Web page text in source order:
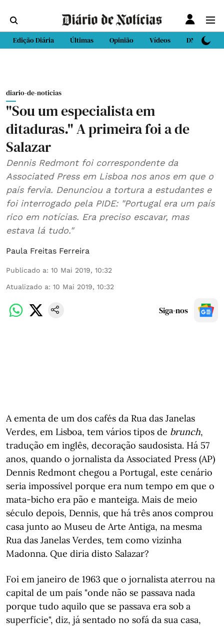
Edição Diária Últimas Opinião Vídeos DN Sport
diario-de-noticias
"Sou um especialista em
ditaduras." A primeira foi a de
Salazar
Dennis Redmont foi correspondente da
Associated Press em Lisboa nos anos em que o
país fervia. Denunciou a tortura a estudantes e
foi interrogado pela PIDE: "Portugal era um país
rico em notícias. Era preciso escavar, mas
estava lá tudo."
Paula Freitas Ferreira
Publicado a: 10 Mai 2019, 10:32
Atualizado a: 10 Mai 2019, 10:32
Siga-nos
A ementa de um dos cafés da Rua das Janelas
Verdes, em Lisboa, tem vários tipos de brunch,
tradução em inglês, decoração saudosista. Há 57
anos, quando o jornalista da Associated Press (AP)
Dennis Redmont chegou a Portugal, este cenário
seria impossível porque era num tempo em que o
mata-bicho era pão e manteiga. Mais de meio
século depois, Dennis, que há três anos comprou
casa junto ao Museu de Arte Antiga, na mesma
Rua das Janelas Verdes, tem como vizinha
Madonna. Que diria disto Salazar?
Foi em janeiro de 1963 que o jornalista aterrou na
capital de um país "onde não se passava nada
porque tudo aquilo que se passava era sob a
superfície", diz, já sentado no sofá da sua casa,